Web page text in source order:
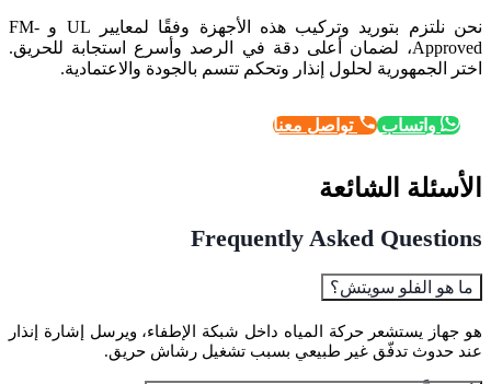
نحن نلتزم بتوريد وتركيب هذه الأجهزة وفقًا لمعايير UL و FM-
Approved، لضمان أعلى دقة في الرصد وأسرع استجابة للحريق.
اختر الجمهورية لحلول إنذار وتحكم تتسم بالجودة والاعتمادية.
واتساب تواصل معنا
الأسئلة الشائعة
Frequently Asked Questions
ما هو الفلو سويتش؟
هو جهاز يستشعر حركة المياه داخل شبكة الإطفاء، ويرسل إشارة إنذار
عند حدوث تدفّق غير طبيعي بسبب تشغيل رشاش حريق.